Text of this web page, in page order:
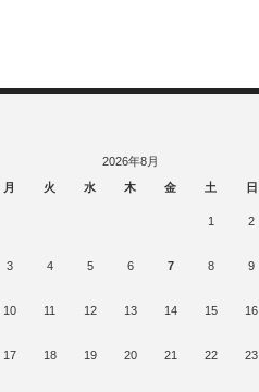
2026年8月
月
火 水 木 金 土 日
1 2
3 4 5 6 7 8 9
10 11 12 13 14 15 16
17 18 19 20 21 22 23